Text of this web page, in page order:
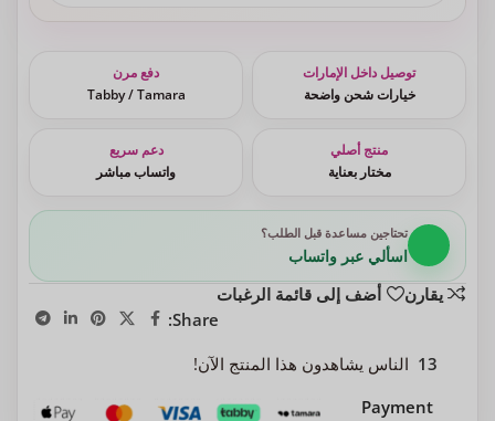
توصيل داخل الإمارات
خيارات شحن واضحة
دفع مرن
Tabby / Tamara
منتج أصلي
مختار بعناية
دعم سريع
واتساب مباشر
تحتاجين مساعدة قبل الطلب؟
اسألي عبر واتساب
يقارن
أضف إلى قائمة الرغبات
Share:
13 الناس يشاهدون هذا المنتج الآن!
Payment